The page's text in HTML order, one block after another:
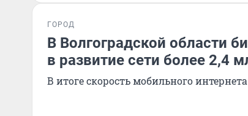
ГОРОД
В Волгоградской области
в развитие сети более 2,4
В итоге скорость мобильного